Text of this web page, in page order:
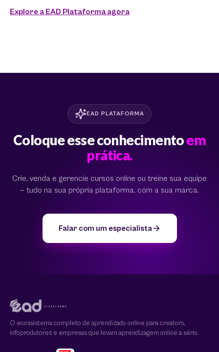
Explore a EAD Plataforma agora
EAD PLATAFORMA
Coloque esse conhecimentoem
prática.
Crie, venda e gerencie cursos online ou treine sua equipe
— tudo na sua própria plataforma, com a sua marca.
Falar com um especialista
O ecossistema completo de aprendizado online para creators,
infoprodutores e empresas que levam aprendizagem online a sério.